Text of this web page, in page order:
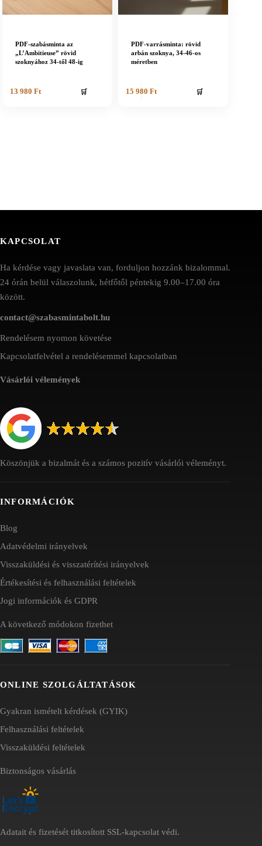
PDF-szabásminta az
„L’Ambitieuse” rövid
szoknyához 34-től 48-ig
13 980 Ft 🛒
PDF-varrásminta: rövid
arbán szoknya, 34-46-os
méretben
15 980 Ft 🛒
KAPCSOLAT
Ha kérdése vagy javaslata van, forduljon hozzánk bizalommal.
24 órán belül válaszolunk, hétfőtől péntekig 9.00–17.00 óra
között.
contact@szabasmintabolt.hu
Rendelésem nyomon követése
Kapcsolatfelvétel a rendelésemmel kapcsolatban
Vásárlói vélemények
Köszönjük a bizalmát és a számos pozitív vásárlói véleményt.
INFORMÁCIÓK
Blog
Adatvédelmi irányelvek
Visszaküldési és visszatérítési irányelvek
Értékesítési és felhasználási feltételek
Jogi információk és GDPR
A következő módokon fizethet
ONLINE SZOLGÁLTATÁSOK
Gyakran ismételt kérdések (GYIK)
Felhasználási feltételek
Visszaküldési feltételek
Biztonságos vásárlás
Adatait és fizetését titkosított SSL-kapcsolat védi.